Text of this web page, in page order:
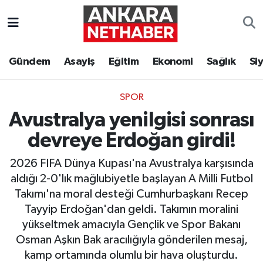
Gündem Asayiş Eğitim Ekonomi Sağlık
SPOR
Avustralya yenilgisi sonrası
devreye Erdoğan girdi!
2026 FIFA Dünya Kupası'na Avustralya karşısında
aldığı 2-0'lık mağlubiyetle başlayan A Milli Futbol
Takımı'na moral desteği Cumhurbaşkanı Recep
Tayyip Erdoğan'dan geldi. Takımın moralini
yükseltmek amacıyla Gençlik ve Spor Bakanı
Osman Aşkın Bak aracılığıyla gönderilen mesaj,
kamp ortamında olumlu bir hava oluşturdu.
Ekonomi
Gündem
Kim Kimdir Nereli
Resmi İlanlar
Sağlık
Ankara Hava Durumu
Tüm Manşetler
Son Dakika Haberleri
Haber Arşivi